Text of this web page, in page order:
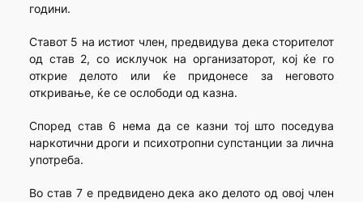
години.
Ставот 5 на истиот член, предвидува дека сторителот
од став 2, со исклучок на организаторот, кој ќе го
открие делото или ќе придонесе за неговото
откривање, ќе се ослободи од казна.
Според став 6 нема да се казни тој што поседува
наркотични дроги и психотропни супстанции за лична
употреба.
Во став 7 е предвидено дека ако делото од овој член